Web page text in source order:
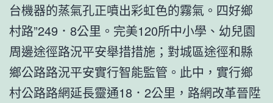
台機器的蒸氣孔正噴出彩虹色的霧氣。四好鄉
村路”249．8公里。完美120所中小學、幼兒園
周邊途徑路況平安舉措措施；對城區途徑和縣
鄉公路路況平安實行智能監管。此中，實行鄉
村公路路網延長靈通18．2公里，路網改革晉陞